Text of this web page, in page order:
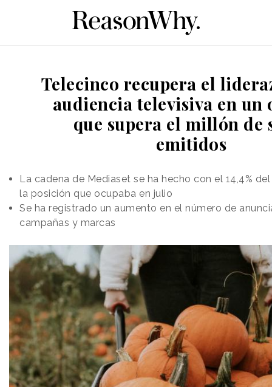
Telecinco recupera el
audiencia televisiva en un
que supera el millón de
emitidos
La cadena de Mediaset se ha hecho con el 14,4%
la posición que ocupaba en julio
Se ha registrado un aumento en el número de
campañas y marcas